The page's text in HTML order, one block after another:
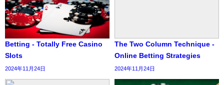
Betting - Totally Free Casino
Slots
2024年11月24日
The Two Column Technique -
Online Betting Strategies
2024年11月24日